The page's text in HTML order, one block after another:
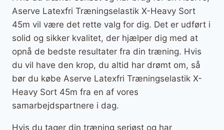
Aserve Latexfri Træningselastik X-Heavy Sort
45m vil være det rette valg for dig. Det er udført i
solid og sikker kvalitet, der hjælper dig med at
opnå de bedste resultater fra din træning. Hvis
du vil have den krop, du altid har drømt om, så
bør du købe Aserve Latexfri Træningselastik X-
Heavy Sort 45m fra en af vores
samarbejdspartnere i dag.
Hvis du tager din træning seriøst og har